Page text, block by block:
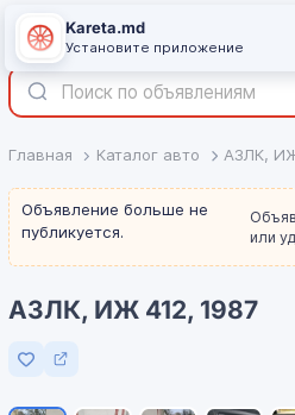
Главная Каталог авто АЗЛК,
Объявление больше не
публикуется.
или
АЗЛК, ИЖ 412, 1987
Добавить в избранное
Kareta.md
Установите приложение